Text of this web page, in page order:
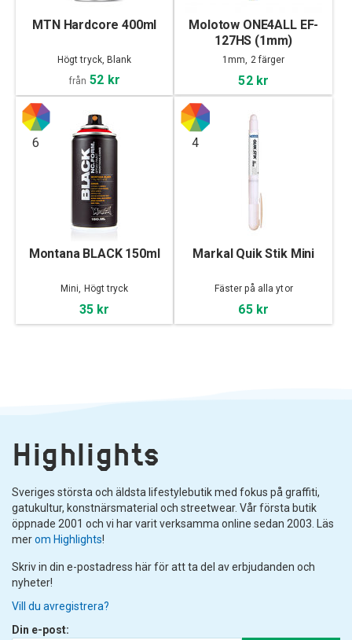
MTN Hardcore 400ml
Högt tryck, Blank
från 52 kr
Molotow ONE4ALL EF-
127HS (1mm)
1mm, 2 färger
52 kr
6
Montana BLACK 150ml
Mini, Högt tryck
35 kr
4
Markal Quik Stik Mini
Fäster på alla ytor
65 kr
Highlights
Sveriges största och äldsta lifestylebutik med fokus på graffiti,
gatukultur, konstnärsmaterial och streetwear. Vår första butik
öppnade 2001 och vi har varit verksamma online sedan 2003. Läs
merom Highlights!
Skriv in din e-postadress här för att ta del av erbjudanden och
nyheter!
Vill du avregistrera?
Din e-post: